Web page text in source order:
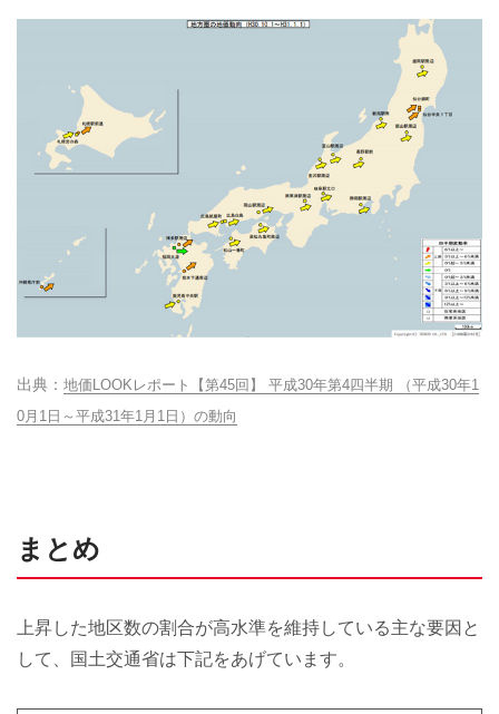
地価LOOKレポート【第45回】 平成30年第4四半期 （平成30年1
0月1日～平成31年1月1日）の動向
まとめ
上昇した地区数の割合が高水準を維持している主な要因と
して、国土交通省は下記をあげています。